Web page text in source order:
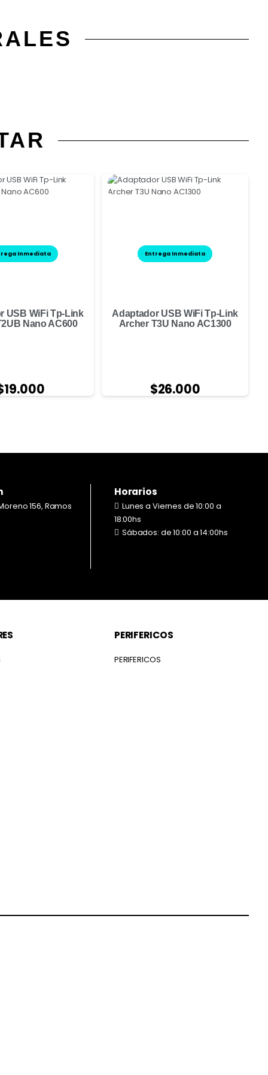
Inmediata
USB WiFi Tp-Link
Nano AC600
19.000
Entrega Inmediata
Adaptador USB WiFi Tp-Link
Archer T3U Nano AC1300
$26.000
156, Ramos
Horarios
Lunes a Viernes de 10:00 a
18:00hs
Sábados: de 10:00 a 14:00hs
PERIFERICOS
PERIFERICOS